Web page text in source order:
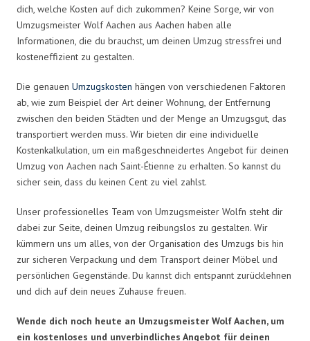
dich, welche Kosten auf dich zukommen? Keine Sorge, wir von
Umzugsmeister Wolf Aachen aus Aachen haben alle
Informationen, die du brauchst, um deinen Umzug stressfrei und
kosteneffizient zu gestalten.
Die genauen Umzugskosten hängen von verschiedenen Faktoren
ab, wie zum Beispiel der Art deiner Wohnung, der Entfernung
zwischen den beiden Städten und der Menge an Umzugsgut, das
transportiert werden muss. Wir bieten dir eine individuelle
Kostenkalkulation, um ein maßgeschneidertes Angebot für deinen
Umzug von Aachen nach Saint-Étienne zu erhalten. So kannst du
sicher sein, dass du keinen Cent zu viel zahlst.
Unser professionelles Team von Umzugsmeister Wolfn steht dir
dabei zur Seite, deinen Umzug reibungslos zu gestalten. Wir
kümmern uns um alles, von der Organisation des Umzugs bis hin
zur sicheren Verpackung und dem Transport deiner Möbel und
persönlichen Gegenstände. Du kannst dich entspannt zurücklehnen
und dich auf dein neues Zuhause freuen.
Wende dich noch heute an Umzugsmeister Wolf Aachen, um
ein kostenloses und unverbindliches Angebot für deinen